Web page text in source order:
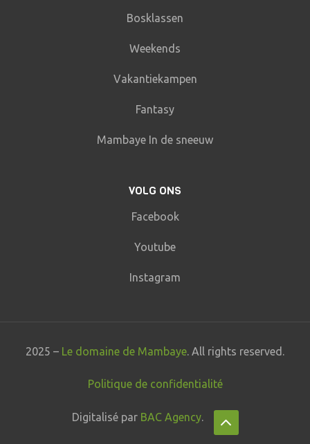
Bosklassen
Weekends
Vakantiekampen
Fantasy
Mambaye In de sneeuw
VOLG ONS
Facebook
Youtube
Instagram
2025 – Le domaine de Mambaye. All rights reserved.
Politique de confidentialité
Digitalisé par BAC Agency.